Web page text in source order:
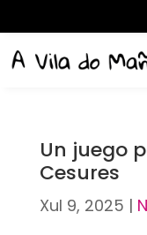
Un juego
Cesures
Xul 9, 2025 |